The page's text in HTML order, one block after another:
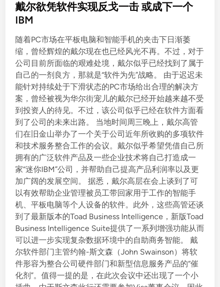
s
t
d
i
n
戴尔欲凭软件实现反戈一击 或成下一个
IBM
随着PC市场在平板电脑和智能手机的夹击下日渐萎
缩，曾经辉煌的戴尔现在也已经风光不再。不过，对于
公司目前所面临的艰难处境，戴尔似乎已经找到了属于
自己的一剂良方，那就是“软件为先”战略。 由于迟迟未
能针对持续处于下滑状态的PC市场给出合理的解决方
案，曾经被视为华尔街宠儿的戴尔已经开始越来越不受
到投资人的待见。不过，该公司似乎已经在软件方面看
到了公司的未来出路。 当地时间周三晚上，戴尔高管
们在旧金山举办了一个关于公司近年所收购的多项软件
和技术服务整合工作的会议。戴尔似乎希望凭借自己所
拥有的广泛软件产品及一些企业技术将自己打造成一
家“迷你IBM”公司，并帮助自己提高产品利润率以及更
加广阔的发展空间。 据悉，戴尔高层在会上谈到了可
以有效帮助企业管理被员工带回家用于工作的智能手
机、平板电脑等个人设备的软件。此外，这些高管还谈
到了最新版本的Toad Business Intelligence，新版Toad
Business Intelligence Suite提供了一系列增强功能从而
可以进一步实现复杂数据环境中的自助商务智能。 戴
尔软件部门主管约翰-斯文森（John Swainson）将软
件形容为整合公司硬件部门和新型信息服务产品的“催
化剂”。值得一提的是，在此次会议中还出现了一个小